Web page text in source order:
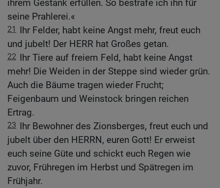
ihrem Gestank erfüllen. So bestrafe ich ihn für
seine Prahlerei.«
21 Ihr Felder, habt keine Angst mehr, freut euch
und jubelt! Der HERR hat Großes getan.
22 Ihr Tiere auf freiem Feld, habt keine Angst
mehr! Die Weiden in der Steppe sind wieder grün.
Auch die Bäume tragen wieder Frucht;
Feigenbaum und Weinstock bringen reichen
Ertrag.
23 Ihr Bewohner des Zionsberges, freut euch und
jubelt über den HERRN, euren Gott! Er erweist
euch seine Güte und schickt euch Regen wie
zuvor, Frühregen im Herbst und Spätregen im
Frühjahr.